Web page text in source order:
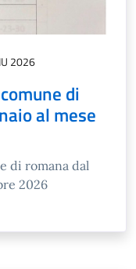
2026
di
al mese
di romana dal
2026